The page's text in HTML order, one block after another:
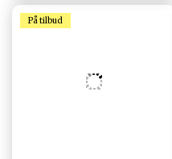
På tilbud